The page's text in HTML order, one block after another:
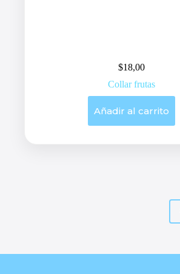
$18,00
Collar frutas
Añadir al carrito